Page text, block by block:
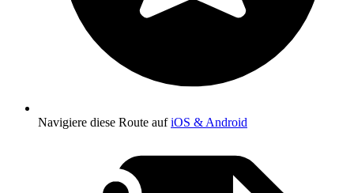
Navigiere diese Route aufiOS & Android